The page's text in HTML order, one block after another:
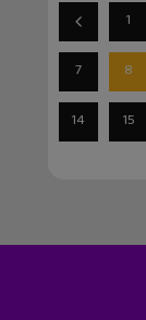
1
7 8
14 15